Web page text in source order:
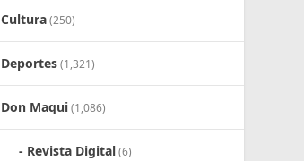
Cultura(250)
Deportes(1,321)
Don Maqui(1,086)
Revista Digital(6)